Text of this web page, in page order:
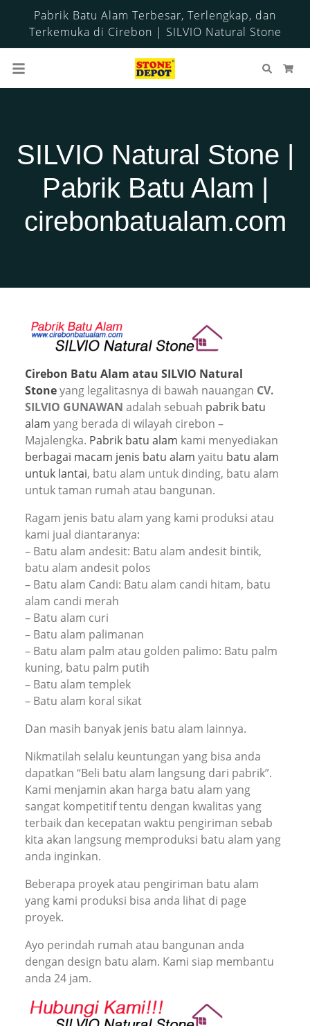
Pabrik Batu Alam Terbesar, Terlengkap, dan
Terkemuka di Cirebon | SILVIO Natural Stone
Cari
SILVIO Natural Stone |
Pabrik Batu Alam |
cirebonbatualam.com
Cirebon Batu Alam atau SILVIO Natural
Stoneyang legalitasnya di bawah nauangan CV.
SILVIO GUNAWAN adalah sebuah pabrik batu
alam yang berada di wilayah cirebon –
Majalengka. Pabrik batu alam kami menyediakan
berbagai macam jenis batu alam yaitu batu alam
untuk lantai, batu alam untuk dinding, batu alam
untuk taman rumah atau bangunan.
Ragam jenis batu alam yang kami produksi atau
kami jual diantaranya:
– Batu alam andesit: Batu alam andesit bintik,
batu alam andesit polos
– Batu alam Candi: Batu alam candi hitam, batu
alam candi merah
– Batu alam curi
– Batu alam palimanan
– Batu alam palm atau golden palimo: Batu palm
kuning, batu palm putih
– Batu alam templek
– Batu alam koral sikat
Dan masih banyak jenis batu alam lainnya.
Nikmatilah selalu keuntungan yang bisa anda
dapatkan “Beli batu alam langsung dari pabrik”.
Kami menjamin akan harga batu alam yang
sangat kompetitif tentu dengan kwalitas yang
terbaik dan kecepatan waktu pengiriman sebab
kita akan langsung memproduksi batu alam yang
anda inginkan.
Beberapa proyek atau pengiriman batu alam
yang kami produksi bisa anda lihat di page
proyek.
Ayo perindah rumah atau bangunan anda
dengan design batu alam. Kami siap membantu
anda 24 jam.